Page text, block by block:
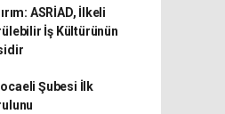
ASRİAD, İlkeli
İş Kültürünün
Şubesi İlk